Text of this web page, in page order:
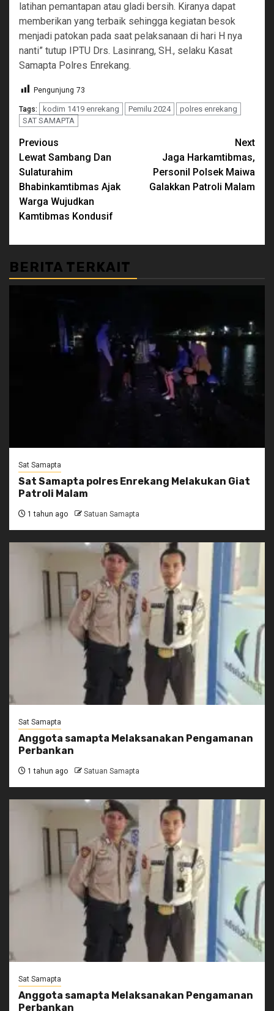
latihan pemantapan atau gladi bersih. Kiranya dapat
memberikan yang terbaik sehingga kegiatan besok
menjadi patokan pada saat pelaksanaan di hari H nya
nanti” tutup IPTU Drs. Lasinrang, SH., selaku Kasat
Samapta Polres Enrekang.
Pengunjung 73
Tags: kodim 1419 enrekang Pemilu 2024
polres enrekang
SAT SAMAPTA
Continue
Reading
Previous
Lewat Sambang Dan
Sulaturahim
Bhabinkamtibmas Ajak
Warga Wujudkan
Kamtibmas Kondusif
Next
Jaga Harkamtibmas,
Personil Polsek Maiwa
Galakkan Patroli Malam
BERITA TERKAIT
Sat Samapta
Sat Samapta polres Enrekang Melakukan Giat
Patroli Malam
1 tahun ago Satuan Samapta
Sat Samapta
Anggota samapta Melaksanakan Pengamanan
Perbankan
1 tahun ago Satuan Samapta
Sat Samapta
Anggota samapta Melaksanakan Pengamanan
Perbankan